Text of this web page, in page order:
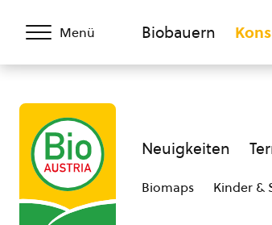
Menü Biobauern
Neuigkeiten
Biomaps Kinder &